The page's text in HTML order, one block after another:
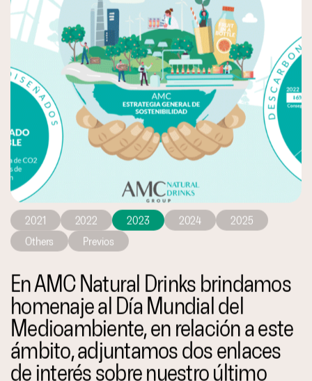
2021 2022 2023 2024
2025
Others
Previos
En AMC Natural Drinks brindamos
homenaje al Día Mundial del
Medioambiente, en relación a este
ámbito, adjuntamos dos enlaces
de interés sobre nuestro último